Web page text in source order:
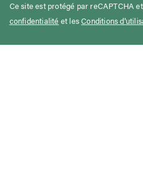
Ce site est protégé par reCAPTCHA
confidentialité et lesConditions